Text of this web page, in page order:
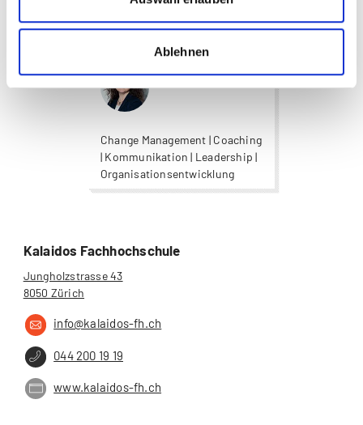
Ablehnen
Institutsleitung
Anja Eichkorn
Change Management | Coaching
| Kommunikation | Leadership |
Organisationsentwicklung
Kalaidos Fachhochschule
Jungholzstrasse 43
8050 Zürich
info@kalaidos-fh.ch
044 200 19 19
www.kalaidos-fh.ch